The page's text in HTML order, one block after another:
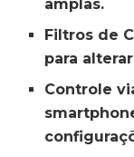
amplas.
Filtros de
para
Controle